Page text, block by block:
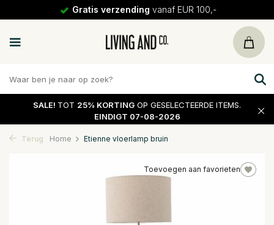
Gratis verzending vanaf EUR 100,-
SALE! TOT 25% KORTING OP GESELECTEERDE ITEMS.
EINDIGT 07-08-2026
Terug Home Etienne vloerlamp bruin
Toevoegen aan favorieten